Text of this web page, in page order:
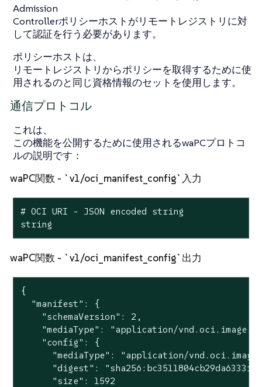
Admission
Controllerポリシーホストがリモートレジストリに対
して認証を行う必要があります。
ポリシーホストは、
リモートレジストリからポリシーを取得するために使
用されるのと同じ資格情報のセットを使用します。
通信プロトコル
これは、
この機能を公開するために使用されるwaPCプロトコ
ルの説明です：
waPC関数 - `v1/oci_manifest_config`入力
# OCI URI - JSON encoded string
string
waPC関数 - `v1/oci_manifest_config`出力
{
  "manifest": {
    "schemaVersion": 2,
"mediaType": "application/
    "config": {
"mediaType": "application/
"digest":
      "size": 1592